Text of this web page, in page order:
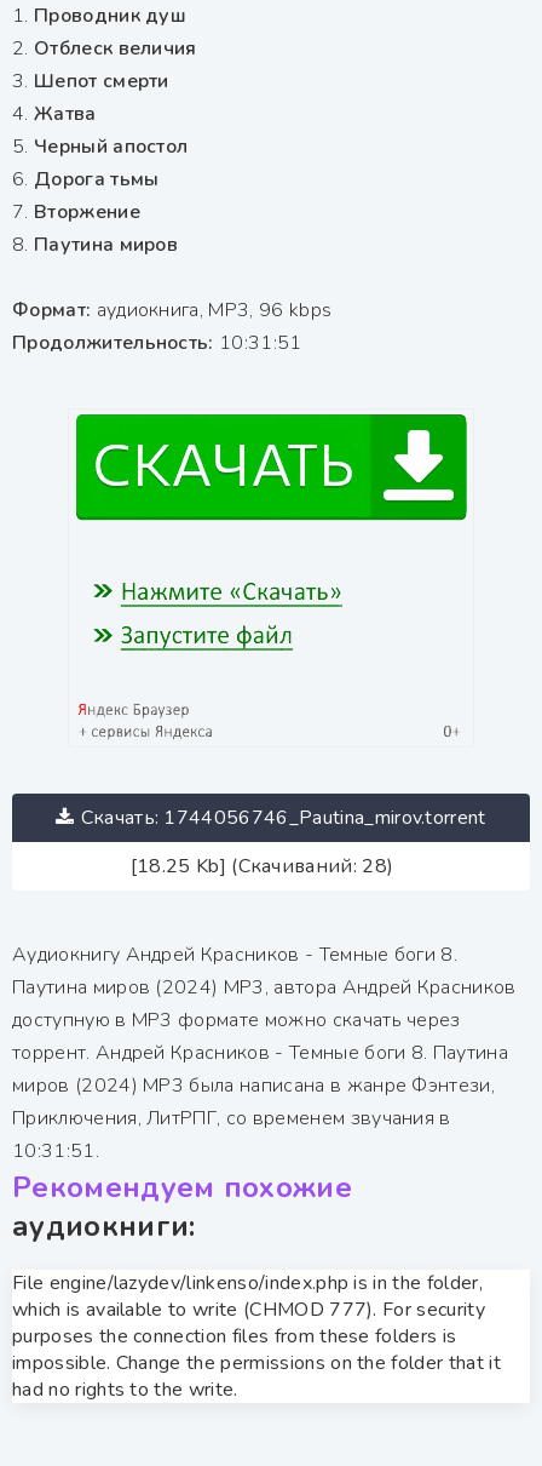
1. Проводник душ
2. Отблеск величия
3. Шепот смерти
4. Жатва
5. Черный апостол
6. Дорога тьмы
7. Вторжение
8. Паутина миров
Формат: аудиокнига, MP3, 96 kbps
Продолжительность: 10:31:51
Скачать: 1744056746_Pautina_mirov.torrent
[18.25 Kb] (Скачиваний: 28)
Аудиокнигу Андрей Красников - Темные боги 8.
Паутина миров (2024) MP3, автора Андрей Красников
доступную в MP3 формате можно скачать через
торрент. Андрей Красников - Темные боги 8. Паутина
миров (2024) MP3 была написана в жанре Фэнтези,
Приключения, ЛитРПГ, со временем звучания в
10:31:51.
Рекомендуем похожие
аудиокниги:
File engine/lazydev/linkenso/index.php is in the folder,
which is available to write (CHMOD 777). For security
purposes the connection files from these folders is
impossible. Change the permissions on the folder that it
had no rights to the write.